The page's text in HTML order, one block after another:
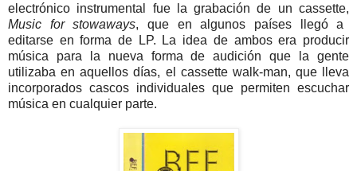
electrónico instrumental fue la grabación de un cassette,
Music for
stowaways, que en algunos países llegó a
editarse en forma de LP. La idea de ambos era producir
música para la nueva forma de audición que la gente
utilizaba en aquellos días, el cassette walk-man, que lleva
incorporados cascos individuales que permiten escuchar
música en cualquier parte.